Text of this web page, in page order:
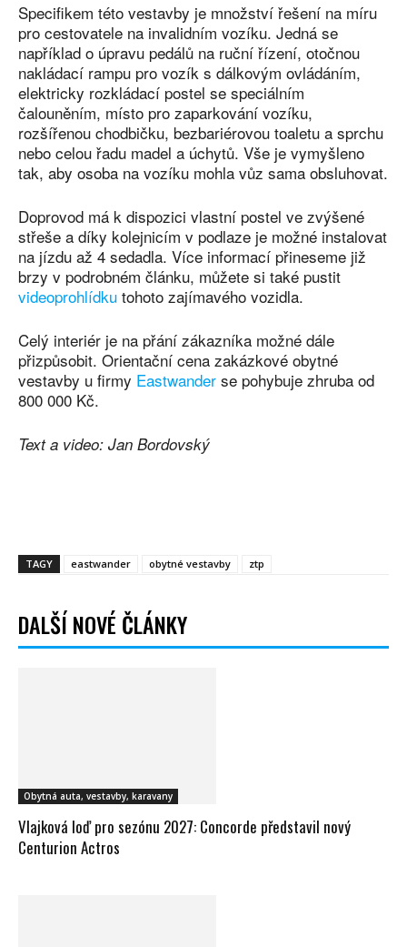
Specifikem této vestavby je množství řešení na míru
pro cestovatele na invalidním vozíku. Jedná se
například o úpravu pedálů na ruční řízení, otočnou
nakládací rampu pro vozík s dálkovým ovládáním,
elektricky rozkládací postel se speciálním
čalouněním, místo pro zaparkování vozíku,
rozšířenou chodbičku, bezbariérovou toaletu a sprchu
nebo celou řadu madel a úchytů. Vše je vymyšleno
tak, aby osoba na vozíku mohla vůz sama obsluhovat.
Doprovod má k dispozici vlastní postel ve zvýšené
střeše a díky kolejnicím v podlaze je možné instalovat
na jízdu až 4 sedadla. Více informací přineseme již
brzy v podrobném článku, můžete si také pustit
videoprohlídku tohoto zajímavého vozidla.
Celý interiér je na přání zákazníka možné dále
přizpůsobit. Orientační cena zakázkové obytné
vestavby u firmy Eastwander se pohybuje zhruba od
800 000 Kč.
Text a video: Jan Bordovský
TAGY eastwander obytné vestavby ztp
DALŠÍ NOVÉ ČLÁNKY
Obytná auta, vestavby, karavany
Vlajková loď pro sezónu 2027: Concorde představil nový
Centurion Actros